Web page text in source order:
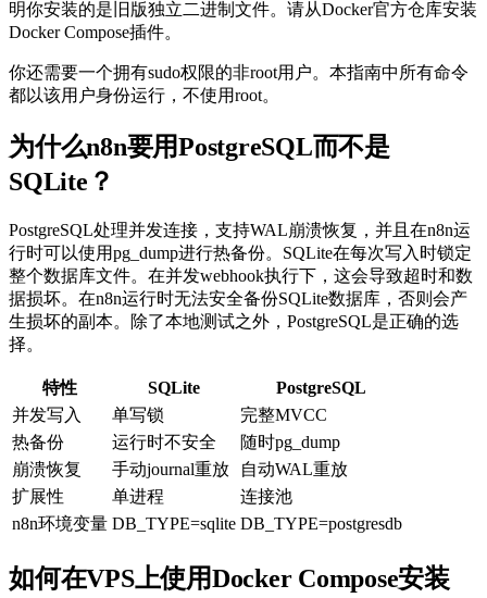
明你安装的是旧版独立二进制文件。请从Docker官方仓库安装
Docker Compose插件。
你还需要一个拥有sudo权限的非root用户。本指南中所有命令
都以该用户身份运行，不使用root。
为什么n8n要用PostgreSQL而不是
SQLite？
PostgreSQL处理并发连接，支持WAL崩溃恢复，并且在n8n运
行时可以使用pg_dump进行热备份。SQLite在每次写入时锁定
整个数据库文件。在并发webhook执行下，这会导致超时和数
据损坏。在n8n运行时无法安全备份SQLite数据库，否则会产
生损坏的副本。除了本地测试之外，PostgreSQL是正确的选
择。
特性 SQLite
PostgreSQL
并发写入
单写锁
完整MVCC
热备份
运行时不安全 随时pg_dump
崩溃恢复
手动journal重放
自动WAL重放
扩展性
单进程
连接池
n8n环境变量 DB_TYPE=sqlite DB_TYPE=postgresdb
如何在VPS上使用Docker Compose安装